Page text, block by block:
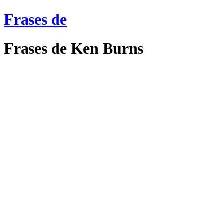
Frases de
Frases de Ken Burns